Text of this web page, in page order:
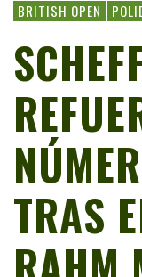
BRITISH OPEN
TRAS